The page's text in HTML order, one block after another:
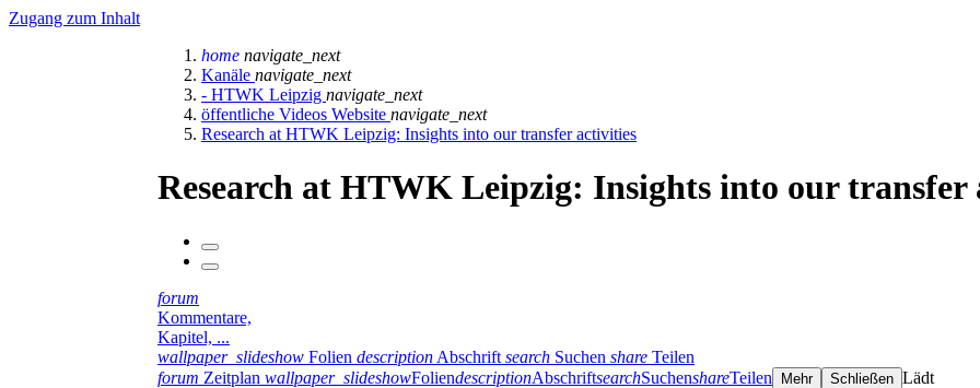
Zugang zum Inhalt
home navigate_next
Kanäle navigate_next
- HTWK Leipzig navigate_next
öffentliche Videos Website navigate_next
Research at HTWK Leipzig: Insights into our transfer activities
Research at HTWK Leipzig: Insights into our transfer
forum
Kommentare,
Kapitel, ...
wallpaper_slideshow Folien description Abschrift search Suchen share Teilen
forum Zeitplan wallpaper_slideshowFoliendescriptionAbschriftsearchSuchenshareTeilen Mehr Schließen Lädt